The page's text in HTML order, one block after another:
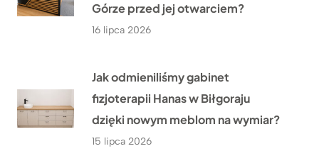
Górze przed jej otwarciem?
16 lipca 2026
Jak odmieniliśmy gabinet
fizjoterapii Hanas w Biłgoraju
dzięki nowym meblom na wymiar?
15 lipca 2026